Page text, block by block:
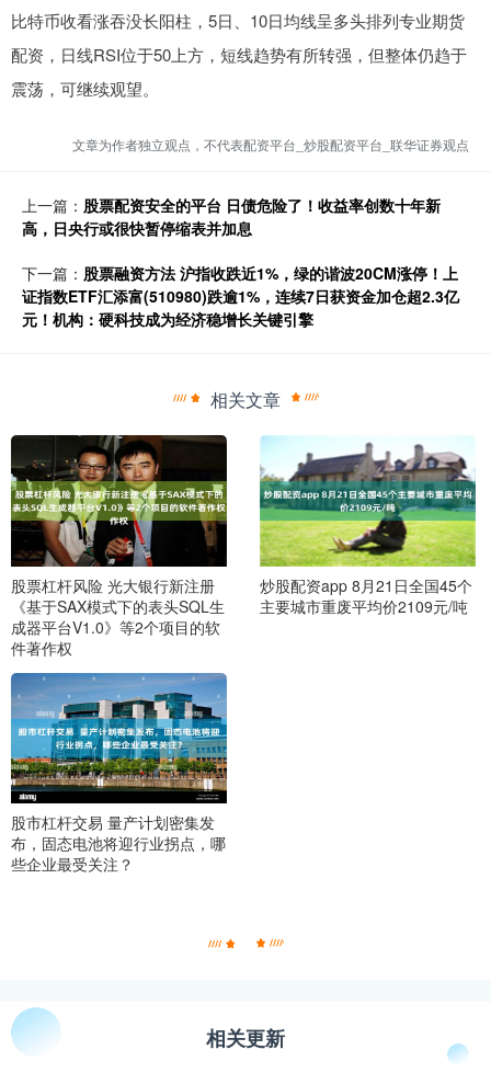
比特币收看涨吞没长阳柱，5日、10日均线呈多头排列专业期货
配资，日线RSI位于50上方，短线趋势有所转强，但整体仍趋于
震荡，可继续观望。
文章为作者独立观点，不代表配资平台_炒股配资平台_联华证券观点
上一篇： 股票配资安全的平台 日债危险了！收益率创数十年新
高，日央行或很快暂停缩表并加息
下一篇： 股票融资方法 沪指收跌近1%，绿的谐波20CM涨停！上
证指数ETF汇添富(510980)跌逾1%，连续7日获资金加仓超2.3亿
元！机构：硬科技成为经济稳增长关键引擎
相关文章
股票杠杆风险 光大银行新注册
《基于SAX模式下的表头SQL生
成器平台V1.0》等2个项目的软
件著作权
炒股配资app 8月21日全国45个
主要城市重废平均价2109元/吨
股市杠杆交易 量产计划密集发
布，固态电池将迎行业拐点，哪
些企业最受关注？
相关更新